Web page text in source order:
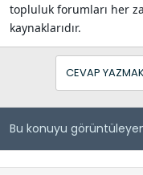
topluluk forumları her
kaynaklarıdır.
CEVAP
Bu konuyu